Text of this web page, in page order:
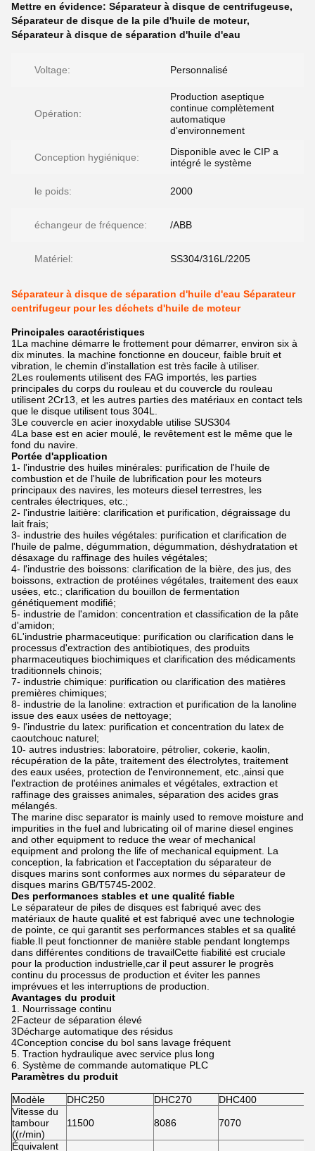
Mettre en évidence: Séparateur à disque de centrifugeuse,
Séparateur de disque de la pile d'huile de moteur,
Séparateur à disque de séparation d'huile d'eau
Voltage: Personnalisé
Opération:
Production aseptique
continue complètement
automatique
d'environnement
Conception hygiénique:
Disponible avec le CIP a
intégré le système
le poids: 2000
échangeur de fréquence: /ABB
Matériel: SS304/316L/2205
Séparateur à disque de séparation d'huile d'eau Séparateur
centrifugeur pour les déchets d'huile de moteur
Principales caractéristiques
1La machine démarre le frottement pour démarrer, environ six à
dix minutes. la machine fonctionne en douceur, faible bruit et
vibration, le chemin d'installation est très facile à utiliser.
2Les roulements utilisent des FAG importés, les parties
principales du corps du rouleau et du couvercle du rouleau
utilisent 2Cr13, et les autres parties des matériaux en contact tels
que le disque utilisent tous 304L.
3Le couvercle en acier inoxydable utilise SUS304
4La base est en acier moulé, le revêtement est le même que le
fond du navire.
Portée d'application
1- l'industrie des huiles minérales: purification de l'huile de
combustion et de l'huile de lubrification pour les moteurs
principaux des navires, les moteurs diesel terrestres, les
centrales électriques, etc.;
2- l'industrie laitière: clarification et purification, dégraissage du
lait frais;
3- industrie des huiles végétales: purification et clarification de
l'huile de palme, dégummation, dégummation, déshydratation et
désaxage du raffinage des huiles végétales;
4- l'industrie des boissons: clarification de la bière, des jus, des
boissons, extraction de protéines végétales, traitement des eaux
usées, etc.; clarification du bouillon de fermentation
génétiquement modifié;
5- industrie de l'amidon: concentration et classification de la pâte
d'amidon;
6L'industrie pharmaceutique: purification ou clarification dans le
processus d'extraction des antibiotiques, des produits
pharmaceutiques biochimiques et clarification des médicaments
traditionnels chinois;
7- industrie chimique: purification ou clarification des matières
premières chimiques;
8- industrie de la lanoline: extraction et purification de la lanoline
issue des eaux usées de nettoyage;
9- l'industrie du latex: purification et concentration du latex de
caoutchouc naturel;
10- autres industries: laboratoire, pétrolier, cokerie, kaolin,
récupération de la pâte, traitement des électrolytes, traitement
des eaux usées, protection de l'environnement, etc.,ainsi que
l'extraction de protéines animales et végétales, extraction et
raffinage des graisses animales, séparation des acides gras
mélangés.
The marine disc separator is mainly used to remove moisture and
impurities in the fuel and lubricating oil of marine diesel engines
and other equipment to reduce the wear of mechanical
equipment and prolong the life of mechanical equipment. La
conception, la fabrication et l'acceptation du séparateur de
disques marins sont conformes aux normes du séparateur de
disques marins GB/T5745-2002.
Des performances stables et une qualité fiable
Le séparateur de piles de disques est fabriqué avec des
matériaux de haute qualité et est fabriqué avec une technologie
de pointe, ce qui garantit ses performances stables et sa qualité
fiable.Il peut fonctionner de manière stable pendant longtemps
dans différentes conditions de travailCette fiabilité est cruciale
pour la production industrielle,car il peut assurer le progrès
continu du processus de production et éviter les pannes
imprévues et les interruptions de production.
Avantages du produit
1. Nourrissage continu
2Facteur de séparation élevé
3Décharge automatique des résidus
4Conception concise du bol sans lavage fréquent
5. Traction hydraulique avec service plus long
6. Système de commande automatique PLC
Paramètres du produit
Modèle DHC250 DHC270
DHC400
Vitesse du
tambour
((r/min)
11500 8086 7070
Équivalent